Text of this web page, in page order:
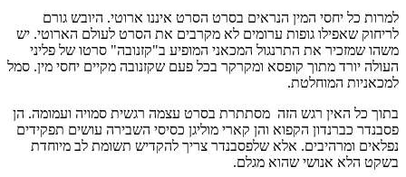
למרות כל יחסי המין הנראים בסרט הסרט איננו ארוטי. היובש גורם
לריחוק שאפילו גופות ערומים לא מקרבים את הסרט לעולם הארוטי. יש
משהו שמזכיר את התרנגול המכאני המופיע ב"קזנובה" סרטו של פליני
העולה יורד מתוך קופסא ומקרקר בכל פעם שקזנובה מקיים יחסי מין. סמל
למכאניות המוחלטת.
בתוך כל האין רגש הזה מסתתרת בסרט עצמה רגשית סמויה ועמומה. הן
פסבנדר כברנדון הקפוא והן קארי מוליגן כסיסי השבירה עושים תפקידים
נפלאים ומרהיבים. אלא שלפסבנדר צריך להקדיש תשומת לב מיוחדת
בשקט הלא אנושי שהוא מגלם.